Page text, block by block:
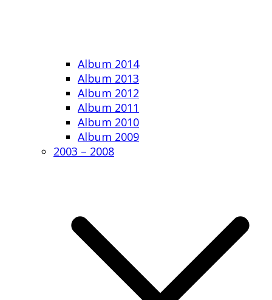
Album 2014
Album 2013
Album 2012
Album 2011
Album 2010
Album 2009
2003 – 2008